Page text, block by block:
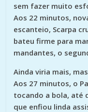
sem fazer muito
Aos 22 minutos,
escanteio, Scarpa
bateu firme para
mandantes, o
Ainda viria mais,
Aos 27 minutos, o
tocando a bola, até
que enfiou linda